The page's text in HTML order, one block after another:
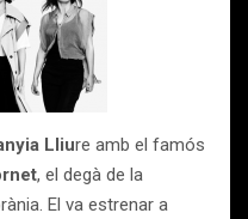
Lliure amb el famós
, el degà de la
El va estrenar a